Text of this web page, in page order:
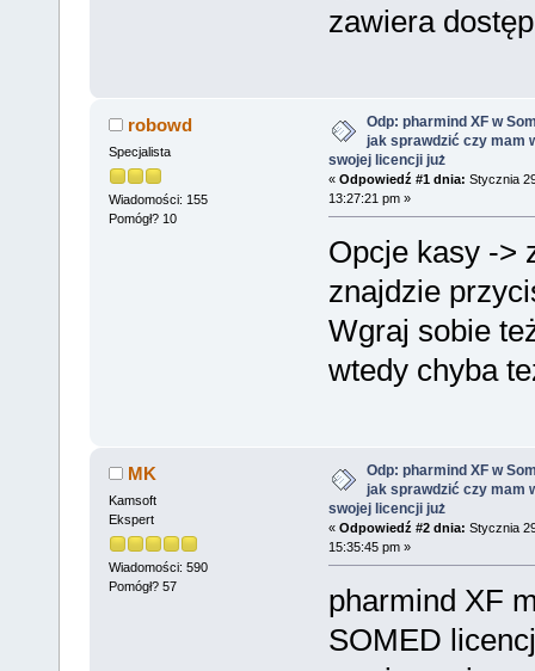
zawiera
robowd
Specjalista
Wiadomości: 155
Pomógł? 10
Odp: pharmind XF w
jak sprawdzić czy mam
swojej licencji już
« Odpowiedź #1 dnia: Stycznia
13:27:21 pm »
Opcje kasy ->
znajdzie
Wgraj sobie
wtedy chyba
MK
Kamsoft
Ekspert
Wiadomości: 590
Pomógł? 57
Odp: pharmind XF w
jak sprawdzić czy mam
swojej licencji już
« Odpowiedź #2 dnia: Stycznia
15:35:45 pm »
pharmind XF
SOMED